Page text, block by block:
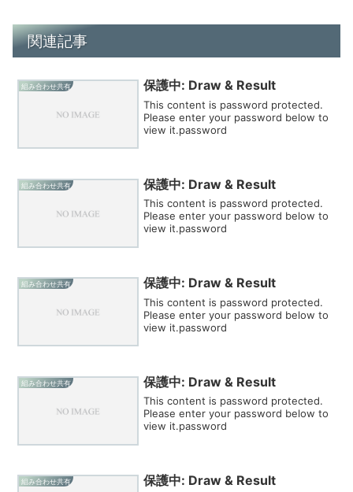
関連記事
組み合わせ共有 保護中: Draw & Result
This content is password protected.
Please enter your password below to
view it.password
組み合わせ共有 保護中: Draw & Result
This content is password protected.
Please enter your password below to
view it.password
組み合わせ共有 保護中: Draw & Result
This content is password protected.
Please enter your password below to
view it.password
組み合わせ共有 保護中: Draw & Result
This content is password protected.
Please enter your password below to
view it.password
組み合わせ共有 保護中: Draw & Result